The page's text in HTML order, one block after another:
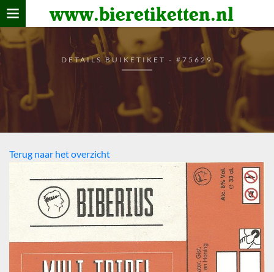
www.bieretiketten.nl
Home
verzamelen
De bierkaart
Bezoekers
DETAILS BUIKETIKET - #75629
Terug naar het overzicht